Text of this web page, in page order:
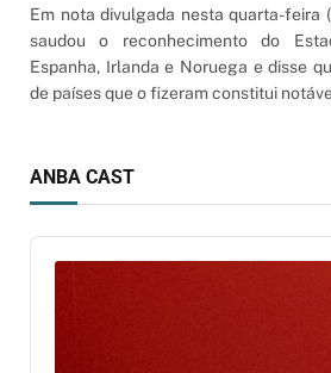
Em nota divulgada nesta quarta-feira
saudou o reconhecimento do
Espanha, Irlanda e Noruega e disse
de países que o fizeram constitui
ANBA CAST
Audio
Player